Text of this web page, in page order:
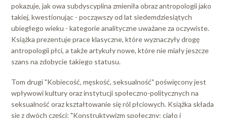
pokazuje, jak owa subdyscyplina zmieniła obraz antropologii jako
takiej, kwestionując - począwszy od lat siedemdziesiątych
ubiegłego wieku - kategorie analityczne uważane za oczywiste.
Książka prezentuje prace klasyczne, które wyznaczyły drogę
antropologii płci, a także artykuły nowe, które nie miały jeszcze
szans na zdobycie takiego statusu.
Tom drugi "Kobiecość, męskość, seksualność" poświęcony jest
wpływowi kultury oraz instytucji społeczno-politycznych na
seksualność oraz kształtowanie się ról płciowych. Książka składa
się z dwóch części: "Konstruktywizm społeczny: ciało i